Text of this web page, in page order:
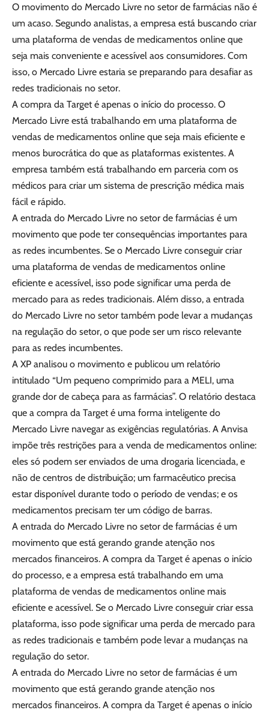
O movimento do Mercado Livre no setor de farmácias não é
um acaso. Segundo analistas, a empresa está buscando criar
uma plataforma de vendas de medicamentos online que
seja mais conveniente e acessível aos consumidores. Com
isso, o Mercado Livre estaria se preparando para desafiar as
redes tradicionais no setor.
A compra da Target é apenas o início do processo. O
Mercado Livre está trabalhando em uma plataforma de
vendas de medicamentos online que seja mais eficiente e
menos burocrática do que as plataformas existentes. A
empresa também está trabalhando em parceria com os
médicos para criar um sistema de prescrição médica mais
fácil e rápido.
A entrada do Mercado Livre no setor de farmácias é um
movimento que pode ter consequências importantes para
as redes incumbentes. Se o Mercado Livre conseguir criar
uma plataforma de vendas de medicamentos online
eficiente e acessível, isso pode significar uma perda de
mercado para as redes tradicionais. Além disso, a entrada
do Mercado Livre no setor também pode levar a mudanças
na regulação do setor, o que pode ser um risco relevante
para as redes incumbentes.
A XP analisou o movimento e publicou um relatório
intitulado “Um pequeno comprimido para a MELI, uma
grande dor de cabeça para as farmácias”. O relatório destaca
que a compra da Target é uma forma inteligente do
Mercado Livre navegar as exigências regulatórias. A Anvisa
impõe três restrições para a venda de medicamentos online:
eles só podem ser enviados de uma drogaria licenciada, e
não de centros de distribuição; um farmacêutico precisa
estar disponível durante todo o período de vendas; e os
medicamentos precisam ter um código de barras.
A entrada do Mercado Livre no setor de farmácias é um
movimento que está gerando grande atenção nos
mercados financeiros. A compra da Target é apenas o início
do processo, e a empresa está trabalhando em uma
plataforma de vendas de medicamentos online mais
eficiente e acessível. Se o Mercado Livre conseguir criar essa
plataforma, isso pode significar uma perda de mercado para
as redes tradicionais e também pode levar a mudanças na
regulação do setor.
A entrada do Mercado Livre no setor de farmácias é um
movimento que está gerando grande atenção nos
mercados financeiros. A compra da Target é apenas o início